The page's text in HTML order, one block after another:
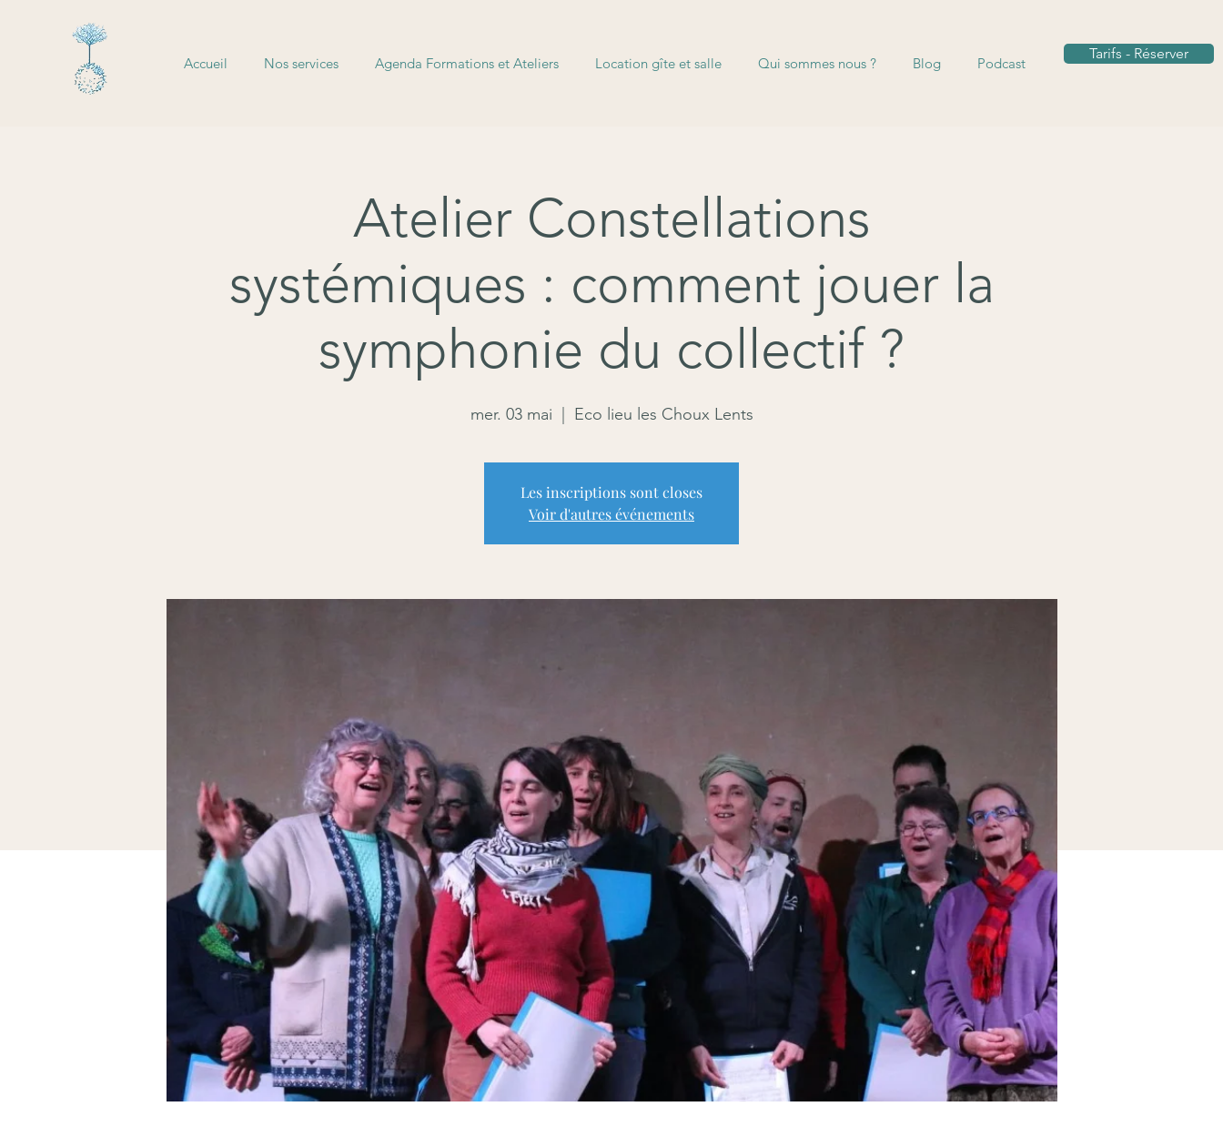
Accueil Nos services Agenda Formations et Ateliers Location gîte et salle Qui sommes nous ? Blog Podcast
Tarifs - Réserver
Atelier Constellations
systémiques : comment jouer la
symphonie du collectif ?
mer. 03 mai Eco lieu les Choux Lents
Les inscriptions sont closes
Voir d'autres événements